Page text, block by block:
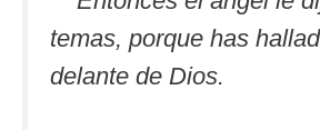
temas, porque has
delante de Dios.